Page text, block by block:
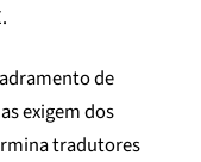
de
exigem dos
tradutores